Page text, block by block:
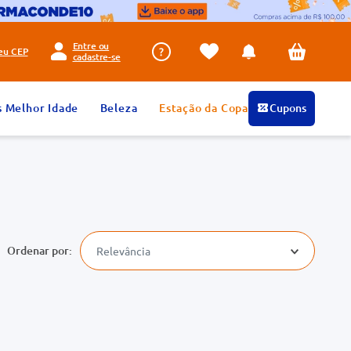
CEP
Entre ou
cadastre-se
Melhor Idade Beleza Estação da Copa Cupons
Relevância